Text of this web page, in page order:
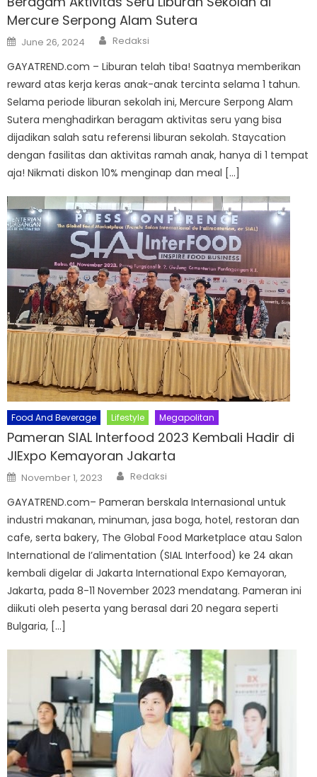
Mercure Serpong Alam Sutera
Posted
on
June 26, 2024 Author
Redaksi
GAYATREND.com – Liburan telah tiba! Saatnya memberikan
reward atas kerja keras anak-anak tercinta selama 1 tahun.
Selama periode liburan sekolah ini, Mercure Serpong Alam
Sutera menghadirkan beragam aktivitas seru yang bisa
dijadikan salah satu referensi liburan sekolah. Staycation
dengan fasilitas dan aktivitas ramah anak, hanya di 1 tempat
aja! Nikmati diskon 10% menginap dan meal […]
Food And Beverage Lifestyle Megapolitan
Pameran SIAL Interfood 2023 Kembali Hadir di
JIExpo Kemayoran Jakarta
Posted
on
November 1, 2023 Author
Redaksi
GAYATREND.com– Pameran berskala Internasional untuk
industri makanan, minuman, jasa boga, hotel, restoran dan
cafe, serta bakery, The Global Food Marketplace atau Salon
International de I’alimentation (SIAL Interfood) ke 24 akan
kembali digelar di Jakarta International Expo Kemayoran,
Jakarta, pada 8-11 November 2023 mendatang. Pameran ini
diikuti oleh peserta yang berasal dari 20 negara seperti
Bulgaria, […]